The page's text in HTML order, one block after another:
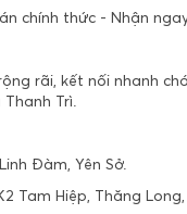
chính thức - Nhận
rãi, kết nối nhanh
Trì.
Đàm, Yên Sở.
Tam Hiệp, Thăng